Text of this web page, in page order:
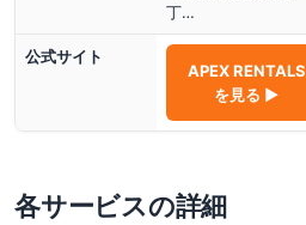
丁…
公式サイト
APEX RENTALS
を見る ▶
各サービスの詳細